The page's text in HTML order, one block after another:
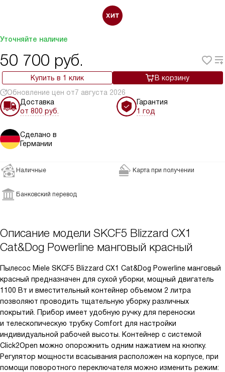
Уточняйте наличие
50 700 руб.
Купить в 1 клик
В корзину
Обновление цен от7 августа 2026
Доставка
от 800 руб.
Гарантия
1 год
Сделано в
Германии
Наличные Карта при получении
Банковский перевод
Описание модели SKCF5 Blizzard CX1
Cat&Dog Powerline манговый красный
Пылесос Miele SKCF5 Blizzard CX1 Cat&Dog Powerline манговый
красный предназначен для сухой уборки, мощный двигатель
1100 Вт и вместительный контейнер объемом 2 литра
позволяют проводить тщательную уборку различных
покрытий. Прибор имеет удобную ручку для переноски
и телескопическую трубку Comfort для настройки
индивидуальной рабочей высоты. Контейнер с системой
Click2Open можно опорожнить одним нажатием на кнопку.
Регулятор мощности всасывания расположен на корпусе, при
помощи поворотного переключателя можно изменить режим: